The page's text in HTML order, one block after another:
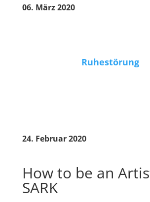
06. März 2020
Ruhestörung
24. Februar 2020
How to be an
SARK